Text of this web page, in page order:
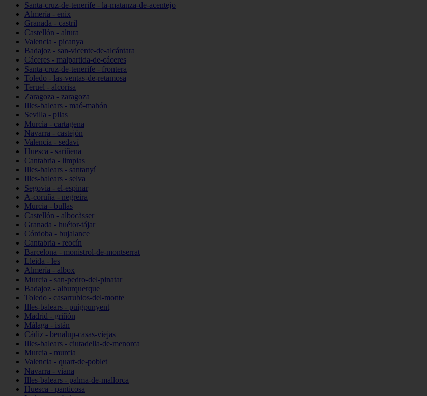
Santa-cruz-de-tenerife - la-matanza-de-acentejo
Almería - enix
Granada - castril
Castellón - altura
Valencia - picanya
Badajoz - san-vicente-de-alcántara
Cáceres - malpartida-de-cáceres
Santa-cruz-de-tenerife - frontera
Toledo - las-ventas-de-retamosa
Teruel - alcorisa
Zaragoza - zaragoza
Illes-balears - maó-mahón
Sevilla - pilas
Murcia - cartagena
Navarra - castejón
Valencia - sedaví
Huesca - sariñena
Cantabria - limpias
Illes-balears - santanyí
Illes-balears - selva
Segovia - el-espinar
A-coruña - negreira
Murcia - bullas
Castellón - albocàsser
Granada - huétor-tájar
Córdoba - bujalance
Cantabria - reocín
Barcelona - monistrol-de-montserrat
Lleida - les
Almería - albox
Murcia - san-pedro-del-pinatar
Badajoz - alburquerque
Toledo - casarrubios-del-monte
Illes-balears - puigpunyent
Madrid - griñón
Málaga - istán
Cádiz - benalup-casas-viejas
Illes-balears - ciutadella-de-menorca
Murcia - murcia
Valencia - quart-de-poblet
Navarra - viana
Illes-balears - palma-de-mallorca
Huesca - panticosa